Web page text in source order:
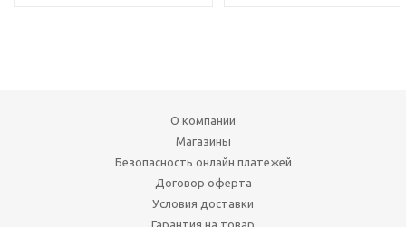
О компании
Магазины
Безопасность онлайн платежей
Договор оферта
Условия доставки
Гарантия на товар